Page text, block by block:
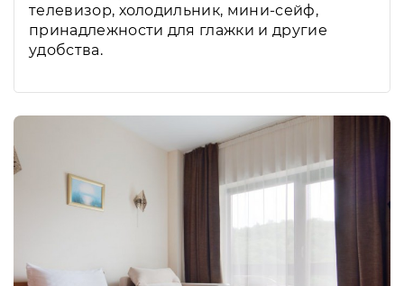
телевизор, холодильник, мини-сейф,
принадлежности для глажки и другие
удобства.